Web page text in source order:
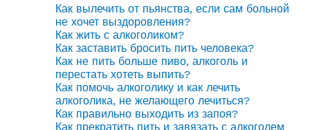
Как вылечить от пьянства, если сам больной
не хочет выздоровления?
Как жить с алкоголиком?
Как заставить бросить пить человека?
Как не пить больше пиво, алкоголь и
перестать хотеть выпить?
Как помочь алкоголику и как лечить
алкоголика, не желающего лечиться?
Как правильно выходить из запоя?
Как прекратить пить и завязать с алкоголем